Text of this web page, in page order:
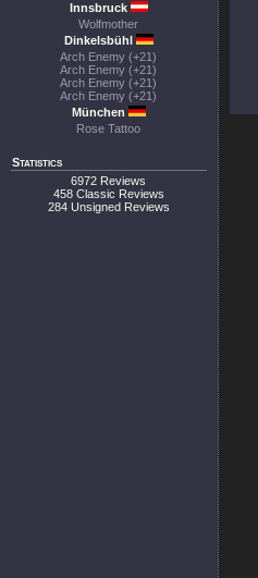
Innsbruck
Wolfmother
Dinkelsbühl
Arch Enemy (+21)
Arch Enemy (+21)
Arch Enemy (+21)
Arch Enemy (+21)
München
Rose Tattoo
Statistics
6972 Reviews
458 Classic Reviews
284 Unsigned Reviews